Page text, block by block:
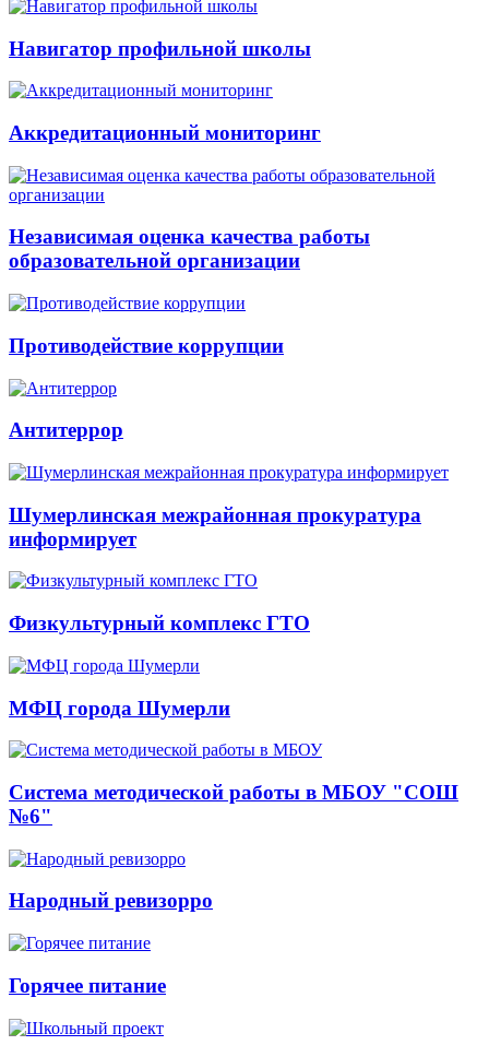
Навигатор профильной школы
Аккредитационный мониторинг
Независимая оценка качества работы
образовательной организации
Противодействие коррупции
Антитеррор
Шумерлинская межрайонная прокуратура
информирует
Физкультурный комплекс ГТО
МФЦ города Шумерли
Система методической работы в МБОУ "СОШ
№6"
Народный ревизорро
Горячее питание